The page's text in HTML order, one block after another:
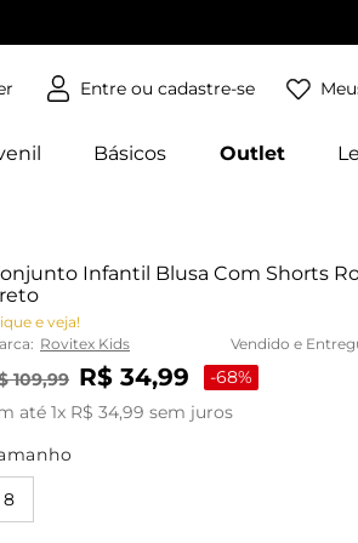
Básicos Outlet
Infantil Blusa Com Shorts
e veja!
Rovitex Kids Vendido e
109,99 R$ 34,99 -68%
até 1x R$ 34,99 sem juros
8